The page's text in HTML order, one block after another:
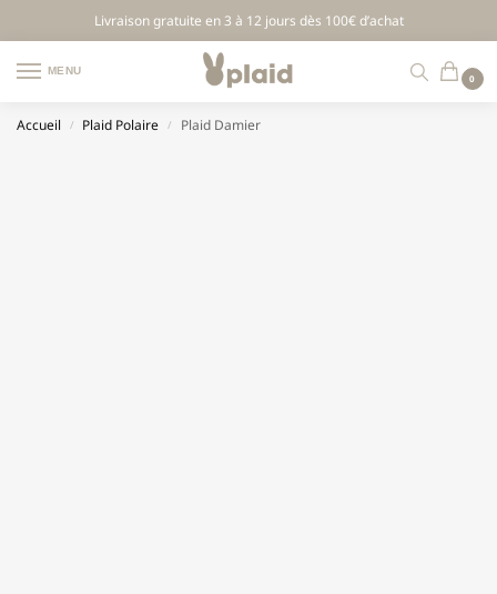
Livraison gratuite en 3 à 12 jours dès 100€ d’achat
MENU
0
Accueil / Plaid Polaire / Plaid Damier